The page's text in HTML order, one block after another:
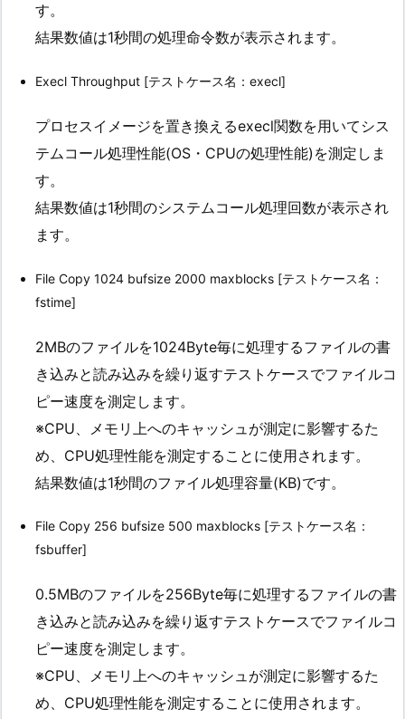
す。
結果数値は1秒間の処理命令数が表示されます。
Execl Throughput [テストケース名：execl]
プロセスイメージを置き換えるexecl関数を用いてシス
テムコール処理性能(OS・CPUの処理性能)を測定しま
す。
結果数値は1秒間のシステムコール処理回数が表示され
ます。
File Copy 1024 bufsize 2000 maxblocks [テストケース名：
fstime]
2MBのファイルを1024Byte毎に処理するファイルの書
き込みと読み込みを繰り返すテストケースでファイルコ
ピー速度を測定します。
※CPU、メモリ上へのキャッシュが測定に影響するた
め、CPU処理性能を測定することに使用されます。
結果数値は1秒間のファイル処理容量(KB)です。
File Copy 256 bufsize 500 maxblocks [テストケース名：
fsbuffer]
0.5MBのファイルを256Byte毎に処理するファイルの書
き込みと読み込みを繰り返すテストケースでファイルコ
ピー速度を測定します。
※CPU、メモリ上へのキャッシュが測定に影響するた
め、CPU処理性能を測定することに使用されます。